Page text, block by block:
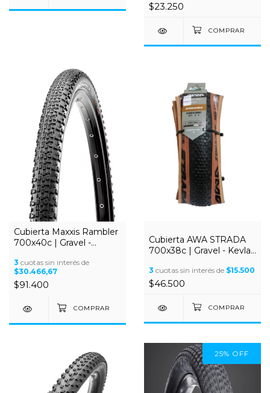
$23.250
Cubierta Maxxis Rambler
700x40c | Gravel -
Tubeless Ready
3 cuotas sin interés de
$30.466,67
$91.400
Cubierta AWA STRADA
700x38c | Gravel - Kevlar
60 TPI - Sin Alambre
3 cuotas sin interés de $15.500
$46.500
25% OFF